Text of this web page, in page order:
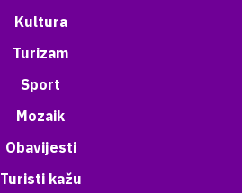
Kultura
Turizam
Sport
Mozaik
Obavijesti
Turisti kažu